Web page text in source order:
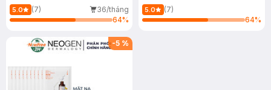
5.0 (7)
36/tháng
64%
5.0
(7)
64%
-5 %